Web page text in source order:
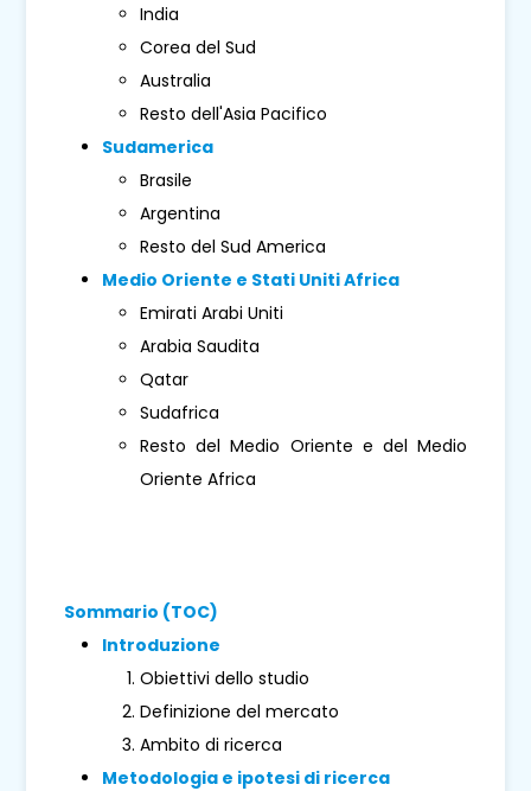
India
Corea del Sud
Australia
Resto dell'Asia Pacifico
Sudamerica
Brasile
Argentina
Resto del Sud America
Medio Oriente e Stati Uniti Africa
Emirati Arabi Uniti
Arabia Saudita
Qatar
Sudafrica
Resto del Medio Oriente e del Medio
Oriente Africa
Sommario (TOC)
Introduzione
Obiettivi dello studio
Definizione del mercato
Ambito di ricerca
Metodologia e ipotesi di ricerca